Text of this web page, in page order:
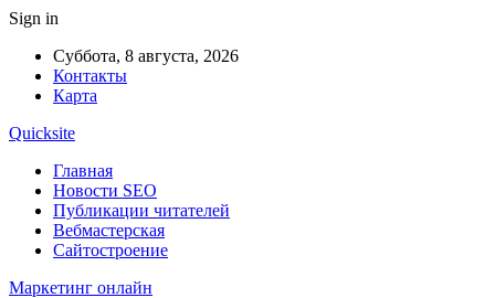
Sign in
Суббота, 8 августа, 2026
Контакты
Карта
Quicksite
Главная
Новости SEO
Публикации читателей
Вебмастерская
Сайтостроение
Маркетинг онлайн